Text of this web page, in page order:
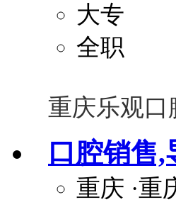
大专
全职
重庆乐观口
口腔销售
重庆 ·重